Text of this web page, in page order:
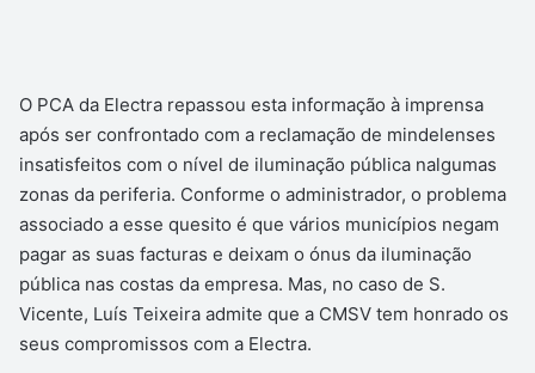
O PCA da Electra repassou esta informação à imprensa
após ser confrontado com a reclamação de mindelenses
insatisfeitos com o nível de iluminação pública nalgumas
zonas da periferia. Conforme o administrador, o problema
associado a esse quesito é que vários municípios negam
pagar as suas facturas e deixam o ónus da iluminação
pública nas costas da empresa. Mas, no caso de S.
Vicente, Luís Teixeira admite que a CMSV tem honrado os
seus compromissos com a Electra.